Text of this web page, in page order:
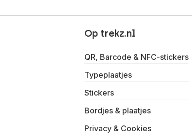
Op trekz.nl
QR, Barcode & NFC-stickers
Typeplaatjes
Stickers
Bordjes & plaatjes
Privacy & Cookies